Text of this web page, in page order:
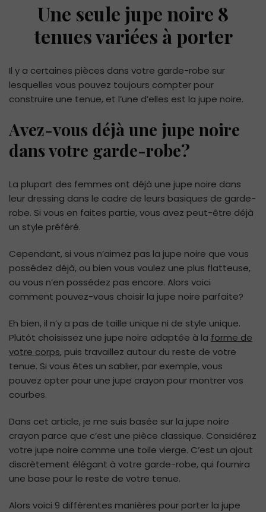
Une seule jupe noire 8
tenues variées à porter
Il y a certaines pièces dans votre garde-robe sur
lesquelles vous pouvez toujours compter pour
construire une tenue, et l’une d’elles est la jupe noire.
Avez-vous déjà une jupe noire
dans votre garde-robe?
La plupart des femmes ont déjà une jupe noire dans
leur dressing dans le cadre de leurs basiques de garde-
robe. Si vous en faites partie, vous avez peut-être déjà
un style préféré.
Cependant, si vous n’aimez pas la jupe noire que vous
possédez déjà, ou bien vous voulez une plus flatteuse,
ou vous n’en possédez pas encore. Alors voici
comment pouvez-vous choisir la jupe noire parfaite?
Eh bien, il n’y a pas de taille unique ni de style unique.
Plutôt choisissez une jupe noire adaptée à la forme de
votre corps, puis travaillez autour du reste de votre
tenue. Si vous êtes un sablier, par exemple, vous
pouvez opter pour une jupe crayon pour montrer vos
courbes.
Dans cet article, je me suis basée sur la jupe noire
crayon parce que c’est une pièce classique. Considérez
votre jupe noire comme une toile vierge. C’est un ajout
discrètement élégant à votre garde-robe, qui fournira
une base pour le reste de votre tenue.
Alors voici 9 différentes manières pour porter la jupe